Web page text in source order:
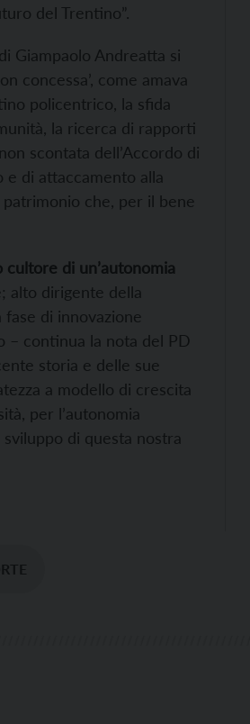
del Trentino”.
Giampaolo Andreatta si
concessa’, come amava
policentrico, la sfida
la ricerca di rapporti
scontata dell’Accordo di
e di attaccamento alla
che, per il bene
cultore di un’autonomia
alto dirigente della
di innovazione
– continua la nota del PD
storia e delle sue
a modello di crescita
per l’autonomia
di questa nostra